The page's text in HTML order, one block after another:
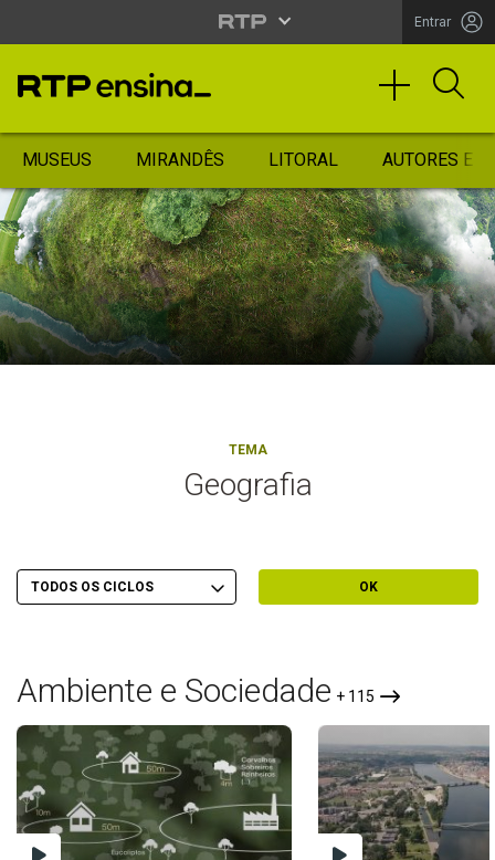
Entrar
MUSEUS MIRANDÊS LITORAL AUTORES
TEMA
Geografia
Filtrar por Ciclo
Escolher Ciclo OK
Ambiente e Sociedade + 115